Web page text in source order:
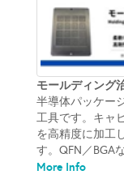
モールディング
半導体パッケー
工具です。キャ
を高精度に加工
す。QFN／BGA
More Info